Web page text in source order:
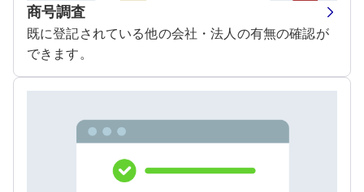
商号調査
既に登記されている他の会社・法人の有無の確認が
できます。